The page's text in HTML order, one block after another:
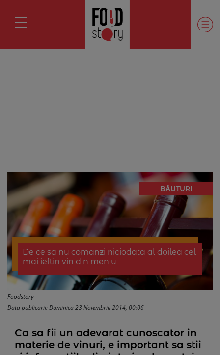
BĂUTURI
De ce sa nu comanzi niciodata al doilea cel
mai ieftin vin din meniu
Foodstory
Data publicarii: Duminica 23 Noiembrie 2014, 00:06
Ca sa fii un adevarat cunoscator in
materie de vinuri, e important sa stii